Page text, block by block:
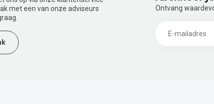
met een van onze adviseurs
Ontvang